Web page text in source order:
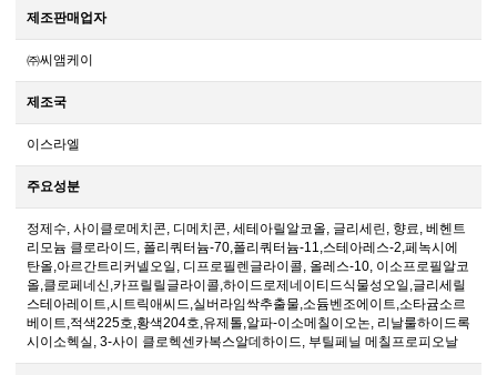
제조판매업자
㈜씨앰케이
제조국
이스라엘
주요성분
정제수, 사이클로메치콘, 디메치콘, 세테아릴알코올, 글리세린, 향료, 베헨트
리모늄 클로라이드, 폴리쿼터늄-70,폴리쿼터늄-11,스테아레스-2,페녹시에
탄올,아르간트리커넬오일, 디프로필렌글라이콜, 올레스-10, 이소프로필알코
올,클로페네신,카프릴릴글라이콜,하이드로제네이티드식물성오일,글리세릴
스테아레이트,시트릭애씨드,실버라임싹추출물,소듐벤조에이트,소타귬소르
베이트,적색225호,황색204호,유제톨,알파-이소메칠이오논, 리날룰하이드록
시이소헥실, 3-사이 클로헥센카복스알데하이드, 부틸페닐 메칠프로피오날